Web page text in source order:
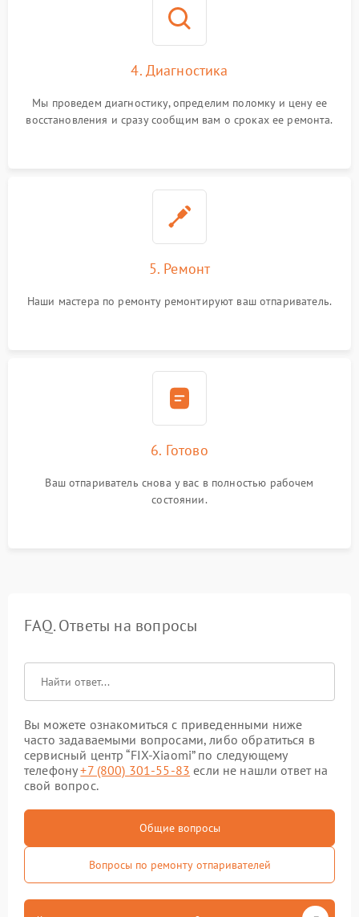
4. Диагностика
Мы проведем диагностику, определим поломку и цену ее
восстановления и сразу сообщим вам о сроках ее ремонта.
5. Ремонт
Наши мастера по ремонту ремонтируют ваш отпариватель.
6. Готово
Ваш отпариватель снова у вас в полностью рабочем
состоянии.
FAQ. Ответы на вопросы
Вы можете ознакомиться с приведенными ниже
часто задаваемыми вопросами, либо обратиться в
сервисный центр “FIX-Xiaomi” по следующему
телефону+7 (800) 301-55-83 если не нашли ответ на
свой вопрос.
Общие вопросы
Вопросы по ремонту отпаривателей